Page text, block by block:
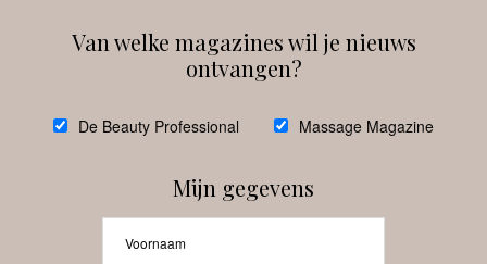
debeautyprofessional
Van welke magazines wil je nieuws
ontvangen?
De Beauty Professional Massage Magazine
Mijn gegevens